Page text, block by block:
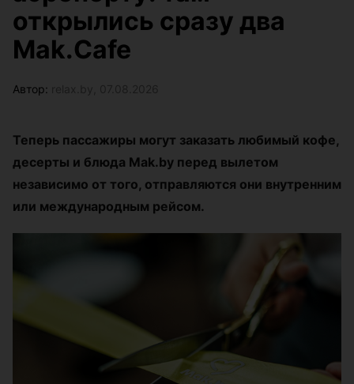
открылись сразу два
Mak.Cafe
Автор:
Теперь пассажиры могут заказать любимый кофе,
десерты и блюда Mak.by перед вылетом
независимо от того, отправляются они внутренним
или международным рейсом.